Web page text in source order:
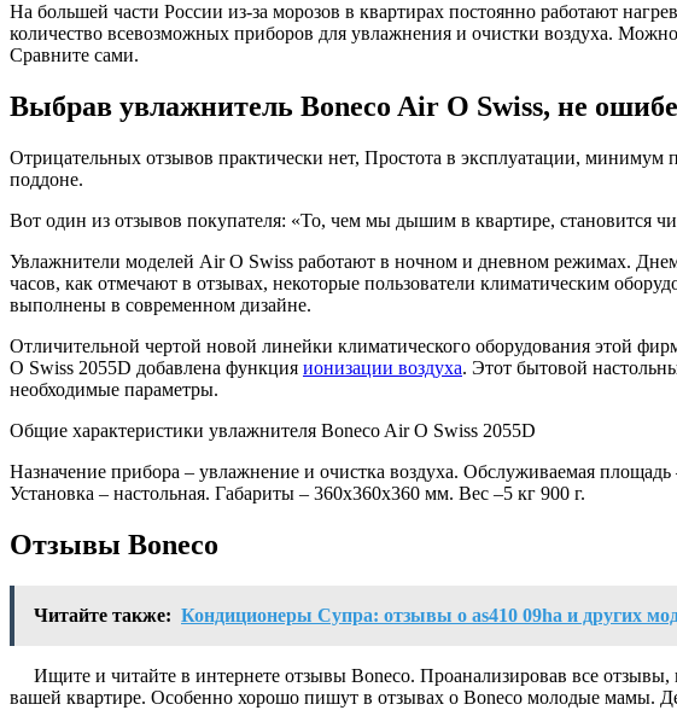
На большей части России из-за морозов в квартирах постоянно работают
количество всевозможных приборов для увлажнения и очистки воздуха.
Сравните сами.
Выбрав увлажнитель Boneco Air O Swiss, не
Отрицательных отзывов практически нет, Простота в эксплуатации, минимум
поддоне.
Вот один из отзывов покупателя: «То, чем мы дышим в квартире, становится
Увлажнители моделей Air O Swiss работают в ночном и дневном режимах.
часов, как отмечают в отзывах, некоторые пользователи климатическим
выполнены в современном дизайне.
Отличительной чертой новой линейки климатического оборудования этой
O Swiss 2055D добавлена функция ионизации воздуха. Этот бытовой
необходимые параметры.
Общие характеристики увлажнителя Boneco Air O Swiss 2055D
Назначение прибора – увлажнение и очистка воздуха. Обслуживаемая
Установка – настольная. Габариты – 360x360x360 мм. Вес –5 кг 900 г.
Отзывы Boneco
Читайте также: Кондиционеры Супра: отзывы о as410 09ha и других
Ищите и читайте в интернете отзывы Boneco. Проанализировав все
вашей квартире. Особенно хорошо пишут в отзывах о Boneco молодые мамы.